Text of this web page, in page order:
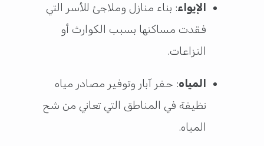
الإيواء: بناء منازل وملاجئ للأسر التي
فقدت مساكنها بسبب الكوارث أو
النزاعات.
المياه: حفر آبار وتوفير مصادر مياه
نظيفة في المناطق التي تعاني من شح
المياه.